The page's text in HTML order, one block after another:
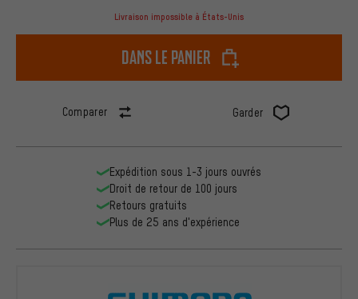
Livraison impossible à États-Unis
dans le panier
Comparer Garder
Expédition sous 1-3 jours ouvrés
Droit de retour de 100 jours
Retours gratuits
Plus de 25 ans d'expérience